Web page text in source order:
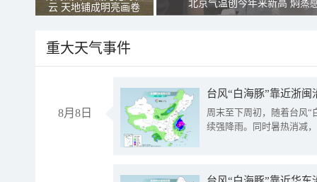
云 天地铺成明亮画卷
北京气温创今年来新高 焖蒸
重大天气事件
8月8日
台风“白海豚”靠近浙
周末至下周初，随着台风“
续强降雨。同时暑热消减